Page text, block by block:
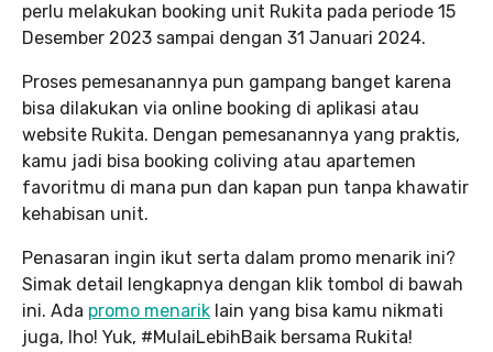
perlu melakukan booking unit Rukita pada periode 15
Desember 2023 sampai dengan 31 Januari 2024.
Proses pemesanannya pun gampang banget karena
bisa dilakukan via online booking di aplikasi atau
website Rukita. Dengan pemesanannya yang praktis,
kamu jadi bisa booking coliving atau apartemen
favoritmu di mana pun dan kapan pun tanpa khawatir
kehabisan unit.
Penasaran ingin ikut serta dalam promo menarik ini?
Simak detail lengkapnya dengan klik tombol di bawah
ini. Ada promo menarik lain yang bisa kamu nikmati
juga, lho! Yuk, #MulaiLebihBaik bersama Rukita!